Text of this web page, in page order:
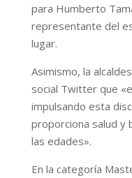
para Humberto
representante del
lugar.
Asimismo, la
social Twitter que
impulsando esta
proporciona salud y
las edades».
En la categoría